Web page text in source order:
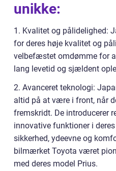
unikke:
1. Kvalitet og pålidelighed:
for deres høje kvalitet og
velbefæstet omdømme for
lang levetid og sjældent
2. Avanceret teknologi:
altid på at være i front, når
fremskridt. De introducerer
innovative funktioner i
sikkerhed, ydeevne og
bilmærket Toyota været
med deres model Prius.